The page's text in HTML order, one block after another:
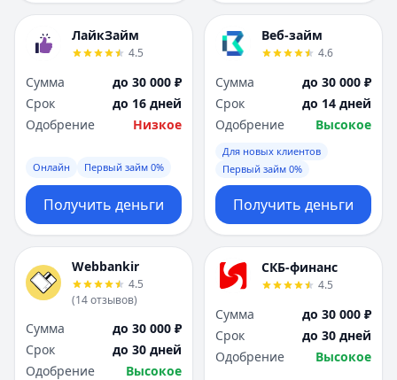
ЛайкЗайм
4.5
Сумма
до 30 000 ₽
Срок
до 16 дней
Одобрение
Низкое
Онлайн Первый займ 0%
Получить деньги
Веб-займ
4.6
Сумма
до 30 000 ₽
Срок
до 14 дней
Одобрение
Высокое
Для новых клиентов
Первый займ 0%
Получить деньги
Webbankir
4.5
(14отзывов)
Сумма
до 30 000 ₽
Срок
до 30 дней
Одобрение
Высокое
СКБ-финанс
4.5
Сумма
до 30 000 ₽
Срок
до 30 дней
Одобрение
Высокое